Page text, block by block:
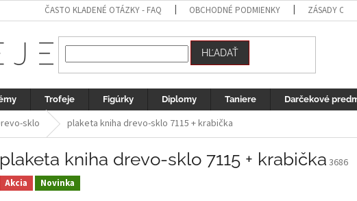
ČASTO KLADENÉ OTÁZKY - FAQ OBCHODNÉ PODMIENKY ZÁSADY
HĽADAŤ
Trofeje Figúrky Diplomy Taniere Darčekové
sklo plaketa kniha drevo-sklo 7115 + krabička
plaketa kniha drevo-sklo 7115 + krabička 3686
Akcia Novinka